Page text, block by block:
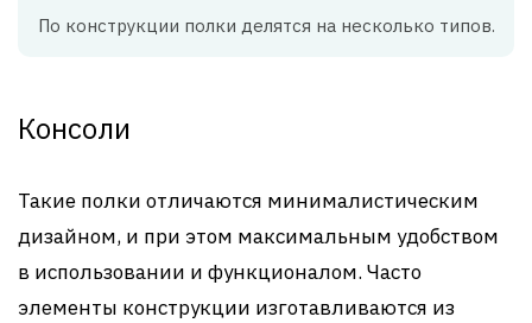
По конструкции полки делятся на несколько типов.
Консоли
Такие полки отличаются минималистическим
дизайном, и при этом максимальным удобством
в использовании и функционалом. Часто
элементы конструкции изготавливаются из